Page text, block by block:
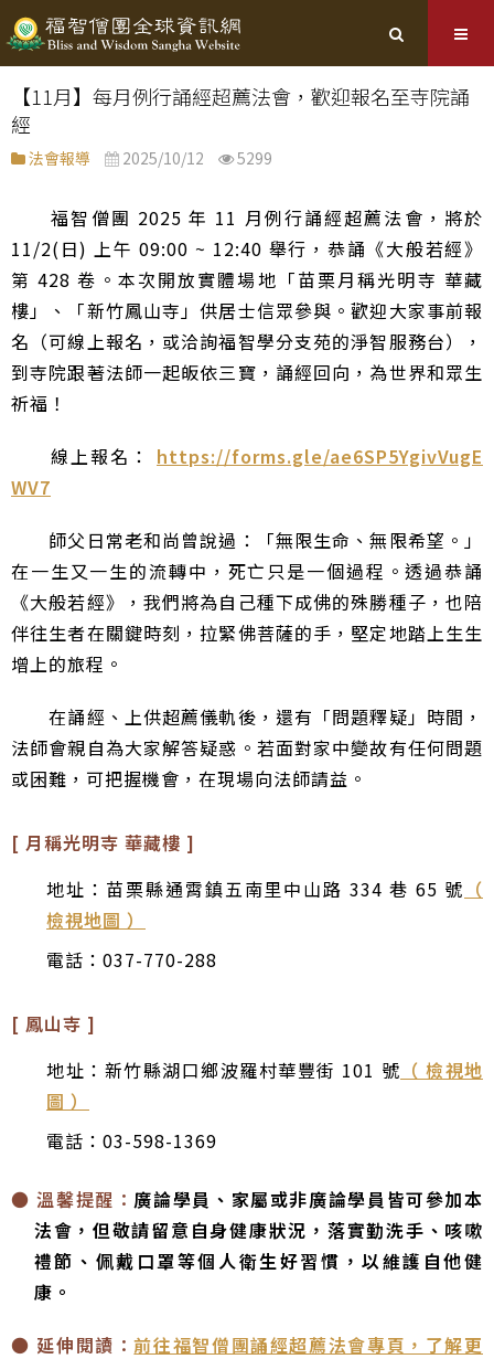
【11月】每月例行誦經超薦法會，歡迎報名至寺院誦
經
法會報導 2025/10/12 5299
福智僧團 2025 年 11 月例行誦經超薦法會，將於
11/2(日) 上午 09:00 ~ 12:40 舉行，恭誦《大般若經》
第 428 卷。本次開放實體場地「苗栗月稱光明寺 華藏
樓」、「新竹鳳山寺」供居士信眾參與。歡迎大家事前報
名（可線上報名，或洽詢福智學分支苑的淨智服務台），
到寺院跟著法師一起皈依三寶，誦經回向，為世界和眾生
祈福！
線上報名： https://forms.gle/ae6SP5YgivVugE
WV7
師父日常老和尚曾說過：「無限生命、無限希望。」
在一生又一生的流轉中，死亡只是一個過程。透過恭誦
《大般若經》，我們將為自己種下成佛的殊勝種子，也陪
伴往生者在關鍵時刻，拉緊佛菩薩的手，堅定地踏上生生
增上的旅程。
在誦經、上供超薦儀軌後，還有「問題釋疑」時間，
法師會親自為大家解答疑惑。若面對家中變故有任何問題
或困難，可把握機會，在現場向法師請益。
[ 月稱光明寺 華藏樓 ]
地址：苗栗縣通霄鎮五南里中山路 334 巷 65 號 （
檢視地圖 ）
電話：037-770-288
[ 鳳山寺 ]
地址：新竹縣湖口鄉波羅村華豐街 101 號 （ 檢視地
圖 ）
電話：03-598-1369
● 溫馨提醒： 廣論學員、家屬或非廣論學員皆可參加本
法會，但敬請留意自身健康狀況，落實勤洗手、咳嗽
禮節、佩戴口罩等個人衛生好習慣，以維護自他健
康。
● 延伸閱讀：前往福智僧團誦經超薦法會專頁，了解更